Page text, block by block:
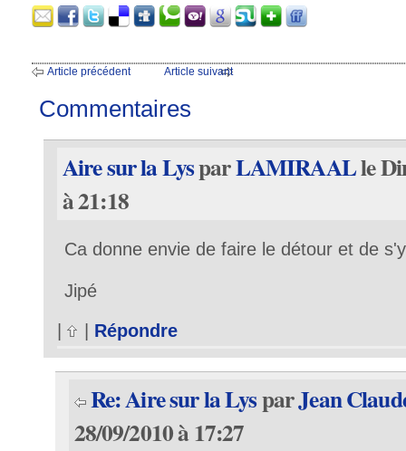
Article précédent Article suivant
Commentaires
Aire sur la LysparLAMIRAALle
à 21:18
Ca donne envie de faire le détour et de
Jipé
Répondre
Re: Aire sur la LysparJean
28/09/2010 à 17:27